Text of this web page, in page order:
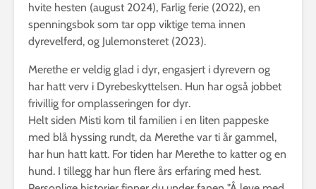
hvite hesten (august 2024), Farlig ferie (2022), en
spenningsbok som tar opp viktige tema innen
dyrevelferd, og Julemonsteret (2023).
Merethe er veldig glad i dyr, engasjert i dyrevern og
har hatt verv i Dyrebeskyttelsen. Hun har også jobbet
frivillig for omplasseringen for dyr.
Helt siden Misti kom til familien i en liten pappeske
med blå hyssing rundt, da Merethe var ti år gammel,
har hun hatt katt. For tiden har Merethe to katter og en
hund. I tillegg har hun flere års erfaring med hest.